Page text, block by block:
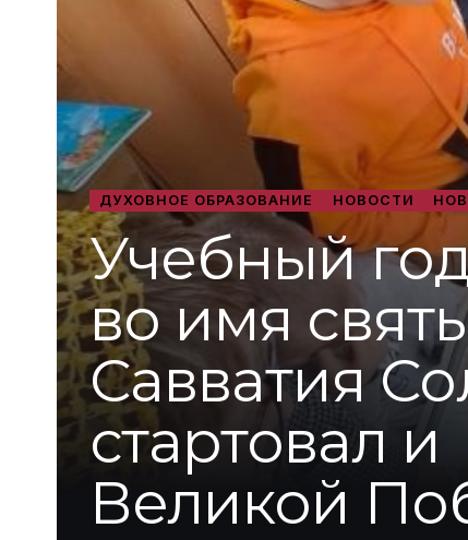
ДУХОВНОЕ ОБРАЗОВАНИЕ НОВОСТИ
Учебный
во имя
Савватия
стартовал и
Великой